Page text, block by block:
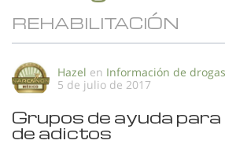
REHABILITACIÓN
Hazel en Información de drogas
5 de julio de 2017
Grupos de ayuda
de adictos